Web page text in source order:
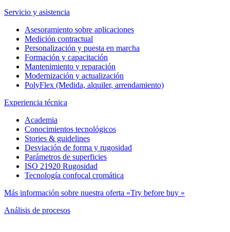
Servicio y asistencia
Asesoramiento sobre aplicaciones
Medición contractual
Personalización y puesta en marcha
Formación y capacitación
Mantenimiento y reparación
Modernización y actualización
PolyFlex (Medida, alquiler, arrendamiento)
Experiencia técnica
Academia
Conocimientos tecnológicos
Stories & guidelines
Desviación de forma y rugosidad
Parámetros de superficies
ISO 21920 Rugosidad
Tecnología confocal cromática
Más información sobre nuestra oferta «Try before buy »
Análisis de procesos